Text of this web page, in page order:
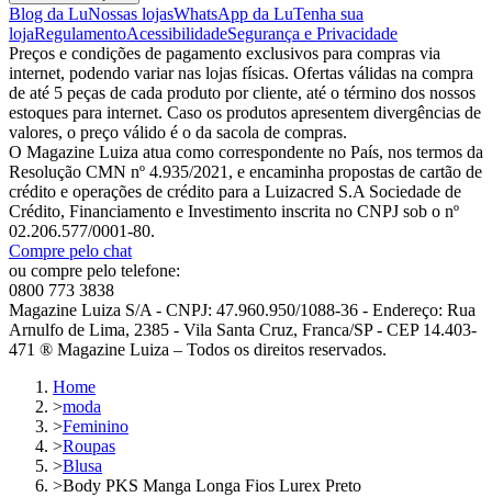
Blog da LuNossas lojasWhatsApp da LuTenha sua
lojaRegulamentoAcessibilidadeSegurança e Privacidade
Preços e condições de pagamento exclusivos para compras via
internet, podendo variar nas lojas físicas. Ofertas válidas na compra
de até 5 peças de cada produto por cliente, até o término dos nossos
estoques para internet. Caso os produtos apresentem divergências de
valores, o preço válido é o da sacola de compras.
O Magazine Luiza atua como correspondente no País, nos termos da
Resolução CMN nº 4.935/2021, e encaminha propostas de cartão de
crédito e operações de crédito para a Luizacred S.A Sociedade de
Crédito, Financiamento e Investimento inscrita no CNPJ sob o nº
02.206.577/0001-80.
Compre pelo chat
ou compre pelo telefone:
0800 773 3838
Magazine Luiza S/A - CNPJ: 47.960.950/1088-36 - Endereço: Rua
Arnulfo de Lima, 2385 - Vila Santa Cruz, Franca/SP - CEP 14.403-
471 ® Magazine Luiza – Todos os direitos reservados.
Home
>moda
>Feminino
>Roupas
>Blusa
>Body PKS Manga Longa Fios Lurex Preto